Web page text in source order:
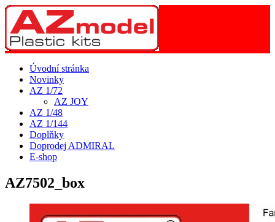
Úvodní stránka
Novinky
AZ 1/72
AZ JOY
AZ 1/48
AZ 1/144
Doplňky
Doprodej ADMIRAL
E-shop
AZ7502_box